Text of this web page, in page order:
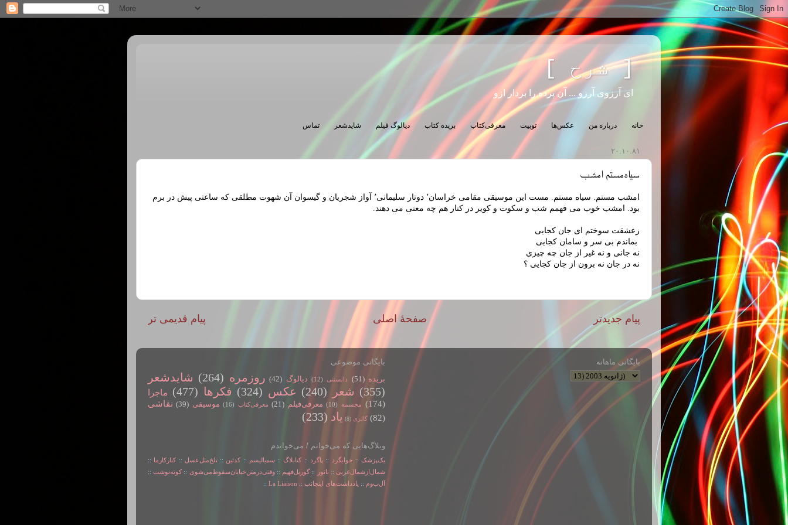
[ شرح ]
ای آرزوی آرزو ... آن پرده را بردار ازو
خانه درباره من عکس‌ها توییت معرفی‌کتاب بریده کتاب دیالوگ فیلم شایدشعر تماس
۲۰.۱۰.۸۱
سیاه‌مستم امشب
امشب مستم. سیاه مستم. مست این موسیقی مقامی خراسان٬ دوتار سلیمانی٬ آواز شجریان و گیسوان آن شهوت مطلقی که ساعتی پیش در برم
بود. امشب خوب می فهمم شب و سکوت و کویر در کنار هم چه معنی می دهند.
زعشقت سوختم ای جان کجایی
بماندم بی سر و سامان کجایی
نه جانی و نه غیر از جان چه چیزی
نه در جان نه برون از جان کجایی ؟
پیام جدیدتر پیام قدیمی تر صفحهٔ اصلی
بایگانی ماهانه بایگانی موضوعی
بریده (51) دانستنی (12) دیالوگ (42) روزمره (264) شایدشعر
(355) شعر (240) عکس (324) فکرها (477)
ماجرا
(174) مجسمه (10) معرفی‌فیلم (21) معرفی‌کتاب (16) موسیقی (39) نقاشی
(82) گالری (8) یاد (233)
وبلاگ‌هایی که می‌خوانم / می‌خواندم
یک‌پزشک:: خوابگرد :: پاگرد :: کتابلاگ::سمیالیسم ::کدئین ::تلخ‌مثل‌عسل :: کنارکارما ::
شمال‌از‌شمال‌غربی :: ناتور :: گوریل‌فهیم ::وقتی‌در‌متن‌خیابان‌سقوط‌می‌شوی :: کوته‌نوشت::
آل‌ب‌و‌م :: یادداشت‌های اینجانب ::
La Liaison
::